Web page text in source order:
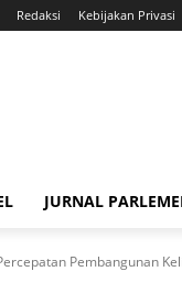
Redaksi Kebijakan Privasi
JURNAL
Pembangunan